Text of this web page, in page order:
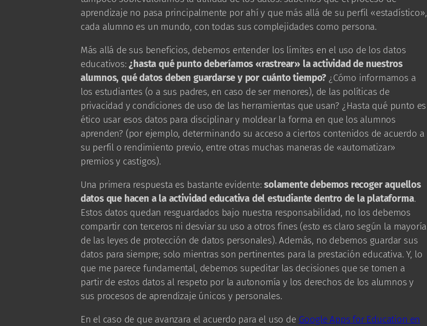
aprendizaje no pasa principalmente por ahí y que más allá de su perfil «estadístico»,
cada alumno es un mundo, con todas sus complejidades como persona.
Más allá de sus beneficios, debemos entender los límites en el uso de los datos
educativos:¿hasta qué punto deberíamos «rastrear» la actividad de nuestros
alumnos, qué datos deben guardarse y por cuánto tiempo? ¿Cómo informamos a
los estudiantes (o a sus padres, en caso de ser menores), de las políticas de
privacidad y condiciones de uso de las herramientas que usan? ¿Hasta qué punto es
ético usar esos datos para disciplinar y moldear la forma en que los alumnos
aprenden? (por ejemplo, determinando su acceso a ciertos contenidos de acuerdo a
su perfil o rendimiento previo, entre otras muchas maneras de «automatizar»
premios y castigos).
Una primera respuesta es bastante evidente:solamente debemos recoger aquellos
datos que hacen a la actividad educativa del estudiante dentro de la plataforma.
Estos datos quedan resguardados bajo nuestra responsabilidad, no los debemos
compartir con terceros ni desviar su uso a otros fines (esto es claro según la mayoría
de las leyes de protección de datos personales). Además, no debemos guardar sus
datos para siempre; solo mientras son pertinentes para la prestación educativa. Y, lo
que me parece fundamental, debemos supeditar las decisiones que se tomen a
partir de estos datos al respeto por la autonomía y los derechos de los alumnos y
sus procesos de aprendizaje únicos y personales.
En el caso de que avanzara el acuerdo para el uso de Google Apps for Education en